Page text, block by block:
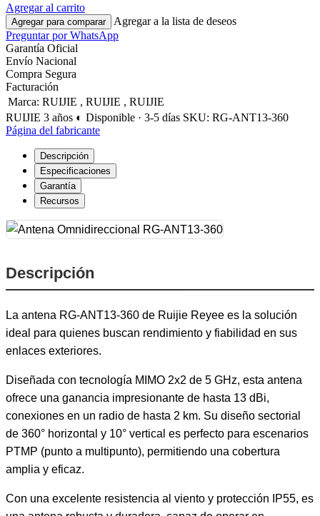
Agregar al carrito
Agregar para comparar
Agregar a la lista de deseos
Preguntar por WhatsApp
Garantía Oficial
Envío Nacional
Compra Segura
Facturación
Marca: RUIJIE , RUIJIE , RUIJIE
RUIJIE 3 años ◐ Disponible · 3-5 días SKU: RG-ANT13-360
Página del fabricante
Descripción
Especificaciones
Garantía
Recursos
Descripción
La antena RG-ANT13-360 de Ruijie Reyee es la solución
ideal para quienes buscan rendimiento y fiabilidad en sus
enlaces exteriores.
Diseñada con tecnología MIMO 2x2 de 5 GHz, esta antena
ofrece una ganancia impresionante de hasta 13 dBi,
conexiones en un radio de hasta 2 km. Su diseño sectorial
de 360° horizontal y 10° vertical es perfecto para escenarios
PTMP (punto a multipunto), permitiendo una cobertura
amplia y eficaz.
Con una excelente resistencia al viento y protección IP55, es